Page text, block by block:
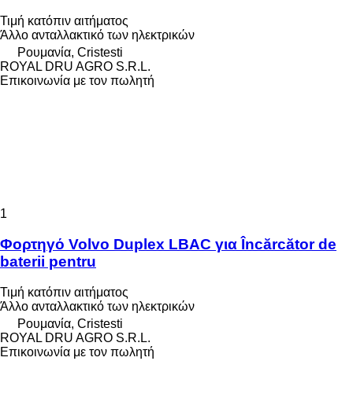
Τιμή κατόπιν αιτήματος
Άλλο ανταλλακτικό των ηλεκτρικών
Ρουμανία, Cristesti
ROYAL DRU AGRO S.R.L.
Επικοινωνία με τον πωλητή
1
Φορτηγό Volvo Duplex LBAC για Încărcător de
baterii pentru
Τιμή κατόπιν αιτήματος
Άλλο ανταλλακτικό των ηλεκτρικών
Ρουμανία, Cristesti
ROYAL DRU AGRO S.R.L.
Επικοινωνία με τον πωλητή